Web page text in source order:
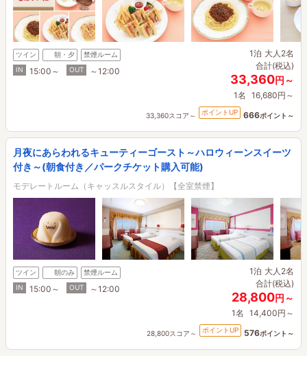
ツイン 朝・夕
禁煙ルーム
IN
15:00～ OUT ～12:00
1泊 大人2名
合計(税込)
33,360円～
1名 16,680円～
33,360スコア～ ポイントUP 666ポイント～
月夜にあらわれるキューティーゴースト～ハロウィーンスイーツ
付き～(朝食付き／パークチケット購入可能)
モデレートルーム（キャッスルスタイル）【全室禁煙】
ツイン 朝のみ
禁煙ルーム
IN
15:00～ OUT ～12:00
1泊 大人2名
合計(税込)
28,800円～
1名 14,400円～
28,800スコア～ ポイントUP 576ポイント～